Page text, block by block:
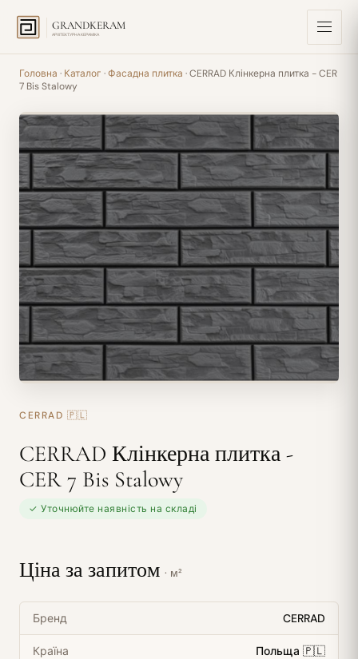
GRANDKERAM
АРХІТЕКТУРНА КЕРАМІКА
Головна · Каталог ·Фасадна плитка · CERRAD Клінкерна плитка - CER
7 Bis Stalowy
CERRAD 🇵🇱
CERRAD Клінкерна плитка -
CER 7 Bis Stalowy
✓ Уточнюйте наявність на складі
Ціна за запитом · м²
Бренд CERRAD
Країна Польща 🇵🇱